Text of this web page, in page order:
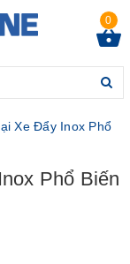
0
Xe Đẩy Inox Phổ
Phổ Biến